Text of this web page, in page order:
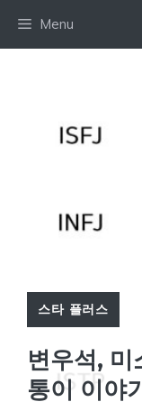
Menu
스타 플러스
변우석,
통이 이야